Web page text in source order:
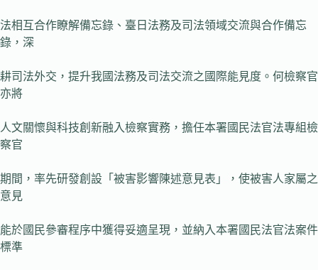
法相互合作瞭解備忘錄、臺日法務及司法領域交流與合作備忘
錄，深
耕司法外交，提升我國法務及司法交流之國際能見度。何檢察官
亦將
人文關懷與科技創新融入檢察實務，擔任本署國民法官法專組檢
察官
期間，率先研發創設「被害影響陳述意見表」，使被害人家屬之
意見
能於國民參審程序中獲得妥適呈現，並納入本署國民法官法案件
標準